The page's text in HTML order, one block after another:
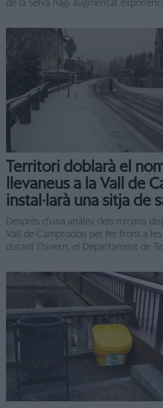
de la Selva hagi augmentat
Territori doblarà el
llevaneus a la Vall de
instal·larà una sitja de
Després d’una anàlisi dels mitjans
Vall de Camprodon per fer front a
durant l’hivern, el Departament de